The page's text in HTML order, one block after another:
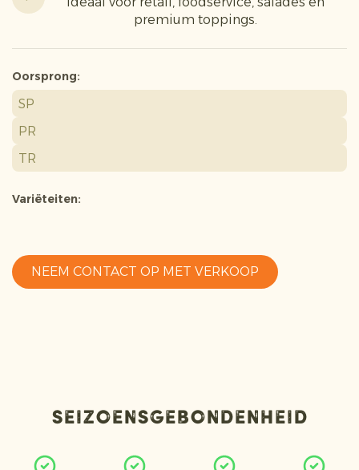
premium toppings.
Oorsprong:
SP
PR
TR
Variëteiten:
NEEM CONTACT OP MET VERKOOP
Seizoensgebondenheid